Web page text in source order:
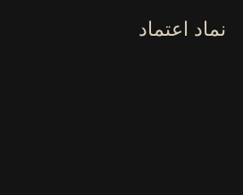
نماد اعتماد